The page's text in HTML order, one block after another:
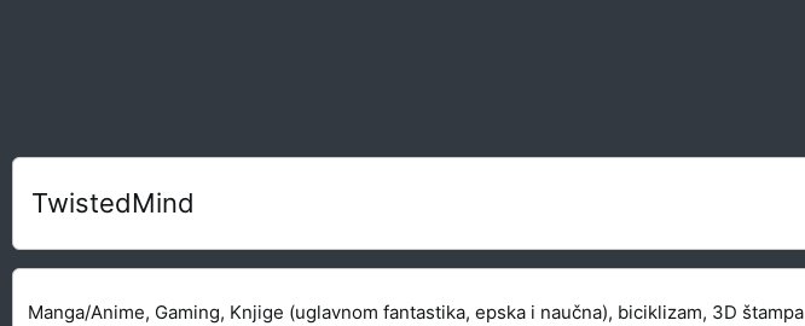
TwistedMind
Manga/Anime, Gaming, Knjige (uglavnom fantastika, epska i naučna), biciklizam, 3D štampa